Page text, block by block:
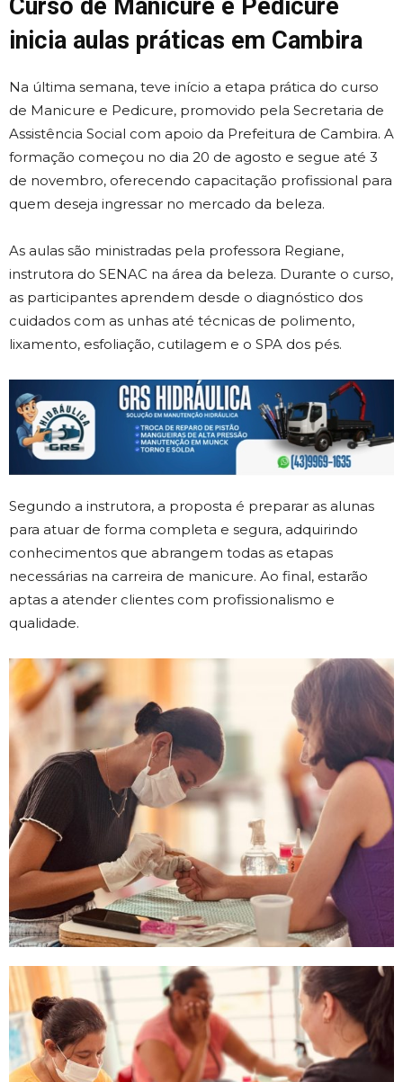
Curso de Manicure e Pedicure
inicia aulas práticas em Cambira
Na última semana, teve início a etapa prática do curso
de Manicure e Pedicure, promovido pela Secretaria de
Assistência Social com apoio da Prefeitura de Cambira. A
formação começou no dia 20 de agosto e segue até 3
de novembro, oferecendo capacitação profissional para
quem deseja ingressar no mercado da beleza.
As aulas são ministradas pela professora Regiane,
instrutora do SENAC na área da beleza. Durante o curso,
as participantes aprendem desde o diagnóstico dos
cuidados com as unhas até técnicas de polimento,
lixamento, esfoliação, cutilagem e o SPA dos pés.
Segundo a instrutora, a proposta é preparar as alunas
para atuar de forma completa e segura, adquirindo
conhecimentos que abrangem todas as etapas
necessárias na carreira de manicure. Ao final, estarão
aptas a atender clientes com profissionalismo e
qualidade.